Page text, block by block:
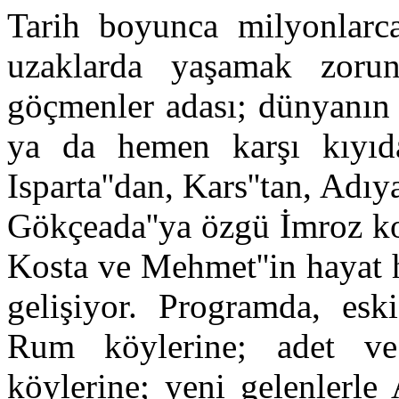
Tarih boyunca
uzaklarda yaşamak
göçmenler adası;
ya da hemen karşı
Isparta''dan, Kars''tan,
Gökçeada''ya özgü İmroz
Kosta ve Mehmet''in hayat
gelişiyor. Programda,
Rum köylerine; adet
köylerine; yeni gelenlerle